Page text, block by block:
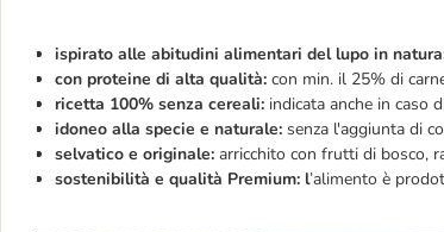
ispirato alle abitudini alimentari del lupo in
con proteine di alta qualità: con min. il 25% di
ricetta 100% senza cereali: indicata anche in caso
idoneo alla specie e naturale: senza l'aggiunta di
selvatico e originale: arricchito con frutti di bosco,
sostenibilità e qualità Premium: l’alimento è